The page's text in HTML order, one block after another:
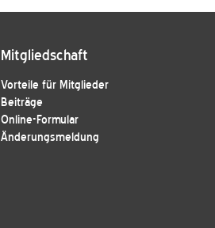
Mitgliedschaft
Vorteile für Mitglieder
Beiträge
Online-Formular
Änderungsmeldung